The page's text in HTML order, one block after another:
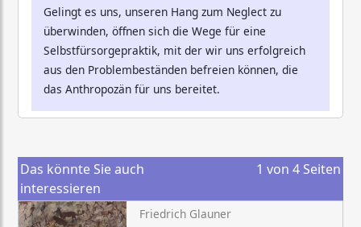
Gelingt es uns, unseren Hang zum Neglect zu
überwinden, öffnen sich die Wege für eine
Selbstfürsorgepraktik, mit der wir uns erfolgreich
aus den Problembeständen befreien können, die
das Anthropozän für uns bereitet.
Das könnte Sie auch
interessieren
1 von 4 Seiten
Friedrich Glauner